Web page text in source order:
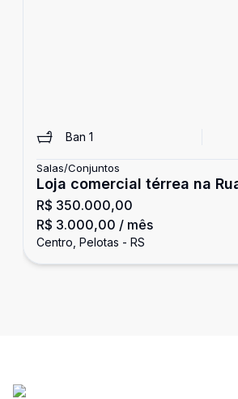
Ban 1
Salas/Conjuntos
Loja comercial térrea na
com sobreloja estilo loft e
R$ 350.000,00
R$ 3.000,00 / mês
Centro, Pelotas - RS